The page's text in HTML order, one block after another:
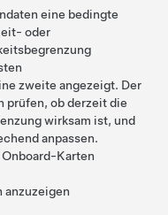
eine bedingte
oder
zweite angezeigt. Der
prüfen, ob derzeit die
wirksam ist, und
anpassen.
Karten
anzuzeigen